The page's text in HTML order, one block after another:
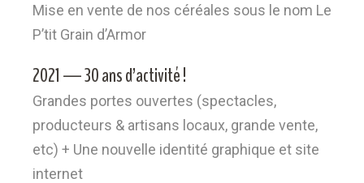
Mise en vente de nos céréales sous le nom Le
P’tit Grain d’Armor
2021 — 30 ans d’activité !
Grandes portes ouvertes (spectacles,
producteurs & artisans locaux, grande vente,
etc) + Une nouvelle identité graphique et site
internet